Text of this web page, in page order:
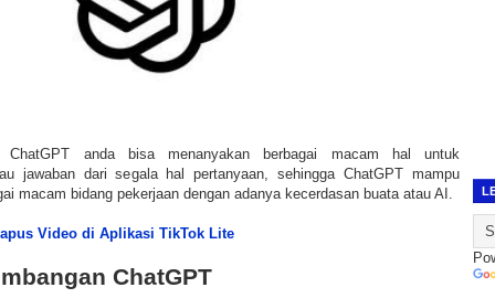
ChatGPT anda bisa menanyakan berbagai macam hal untuk
jawaban dari segala hal pertanyaan, sehingga ChatGPT mampu
macam bidang pekerjaan dengan adanya kecerdasan buata atau AI.
Video di Aplikasi TikTok Lite
ChatGPT